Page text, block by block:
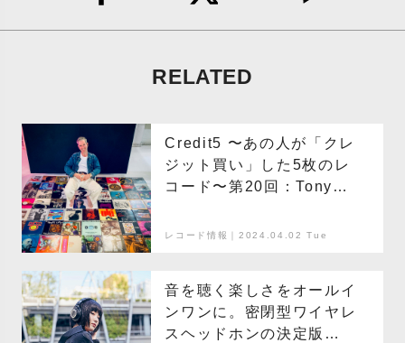
RELATED
Credit5 〜あの人が「クレ
ジット買い」した5枚のレ
コード〜第20回：Tony
レコード情報｜2024.04.02 Tue
音を聴く楽しさをオールイ
ンワンに。密閉型ワイヤレ
スヘッドホンの決定版